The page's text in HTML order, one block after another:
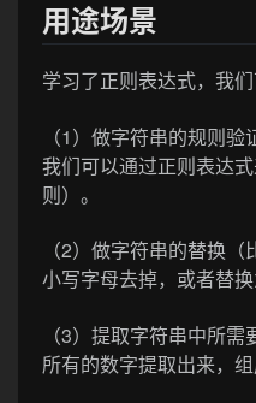
用途场景
学习了正则表达式，我
（1）做字符串的规则
我们可以通过正则表达
则）。
（2）做字符串的替换
小写字母去掉，或者替换
（3）提取字符串中所
所有的数字提取出来，